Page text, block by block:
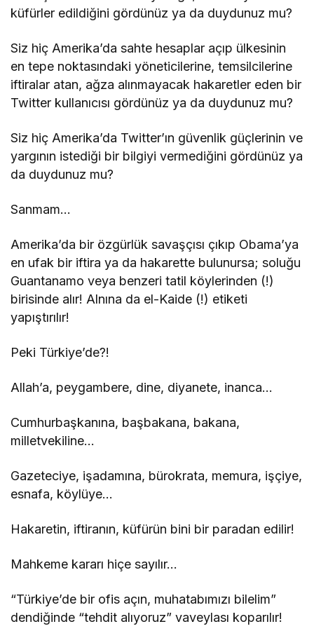
küfürler edildiğini gördünüz ya da duydunuz mu?
Siz hiç Amerika’da sahte hesaplar açıp ülkesinin
en tepe noktasındaki yöneticilerine, temsilcilerine
iftiralar atan, ağza alınmayacak hakaretler eden bir
Twitter kullanıcısı gördünüz ya da duydunuz mu?
Siz hiç Amerika’da Twitter’ın güvenlik güçlerinin ve
yargının istediği bir bilgiyi vermediğini gördünüz ya
da duydunuz mu?
Sanmam…
Amerika’da bir özgürlük savaşçısı çıkıp Obama’ya
en ufak bir iftira ya da hakarette bulunursa; soluğu
Guantanamo veya benzeri tatil köylerinden (!)
birisinde alır! Alnına da el-Kaide (!) etiketi
yapıştırılır!
Peki Türkiye’de?!
Allah’a, peygambere, dine, diyanete, inanca…
Cumhurbaşkanına, başbakana, bakana,
milletvekiline…
Gazeteciye, işadamına, bürokrata, memura, işçiye,
esnafa, köylüye…
Hakaretin, iftiranın, küfürün bini bir paradan edilir!
Mahkeme kararı hiçe sayılır…
“Türkiye’de bir ofis açın, muhatabımızı bilelim”
dendiğinde “tehdit alıyoruz” vaveylası koparılır!